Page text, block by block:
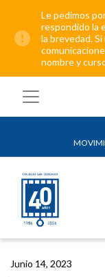
Le pedimos
respondido la
la brevedad.
nombre y
Junio 14, 2023